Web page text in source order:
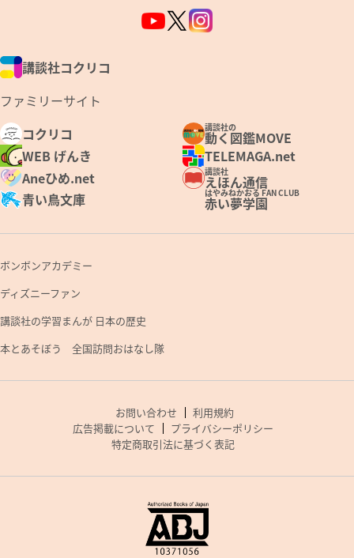
講談社コクリコ
ファミリーサイト
コクリコ
講談社の
動く図鑑MOVE
WEB げんき
TELEMAGA.net
Aneひめ.net
講談社
えほん通信
青い鳥文庫
はやみねかおる FAN CLUB
赤い夢学園
ボンボンアカデミー
ディズニーファン
講談社の学習まんが 日本の歴史
本とあそぼう 全国訪問おはなし隊
お問い合わせ
利用規約
広告掲載について
プライバシーポリシー
特定商取引法に基づく表記